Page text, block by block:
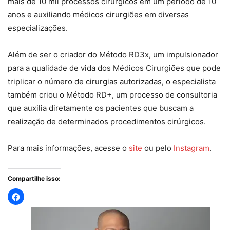
anos e auxiliando médicos cirurgiões em diversas
especializações.
Além de ser o criador do Método RD3x, um impulsionador
para a qualidade de vida dos Médicos Cirurgiões que pode
triplicar o número de cirurgias autorizadas, o especialista
também criou o Método RD+, um processo de consultoria
que auxilia diretamente os pacientes que buscam a
realização de determinados procedimentos cirúrgicos.
Para mais informações, acesse o site ou pelo Instagram.
Compartilhe isso: